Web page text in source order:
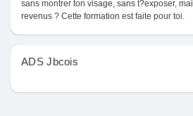
Forums
sans montrer ton visage, sans t?exposer,
revenus ? Cette formation est faite pour toi.
ADS Jbcois